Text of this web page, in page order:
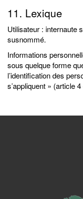
11. Lexique
Utilisateur : internaute
susnommé.
Informations
sous quelque forme
l’identification des
s’appliquent » (article